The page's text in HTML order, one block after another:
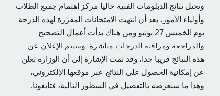
وتحتل نتائج الدبلومات الفنية حاليا مركز اهتمام جميع الطلاب
وأولياء الأمور، بعد أن انتهت الامتحانات المقررة لهذه الدرجة
يوم الخميس 27 يونيو ومن هناك بدأت أعمال التصحيح
والمراجعة ومراقبة الدرجات مباشرة. وسيتم الإعلان عن
هذه النتائج قريبا جدا، وقد تمت الإشارة إلى أن الوزارة تعلن
عن إمكانية الحصول على النتائج عبر موقعها الإلكتروني،
وهذا ما سنعرضه بالتفصيل في السطور التالية، فتابعونا.